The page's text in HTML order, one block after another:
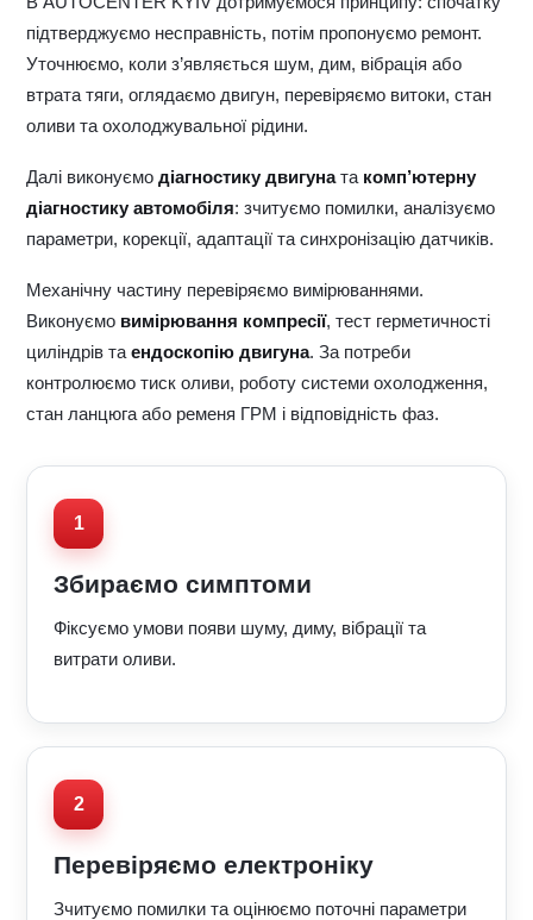
підтверджуємо несправність, потім пропонуємо ремонт.
Уточнюємо, коли з’являється шум, дим, вібрація або
втрата тяги, оглядаємо двигун, перевіряємо витоки, стан
оливи та охолоджувальної рідини.
Далі виконуємо діагностику двигуната комп’ютерну
діагностику автомобіля: зчитуємо помилки, аналізуємо
параметри, корекції, адаптації та синхронізацію датчиків.
Механічну частину перевіряємо вимірюваннями.
Виконуємо вимірювання компресії, тест герметичності
циліндрів та ендоскопію двигуна. За потреби
контролюємо тиск оливи, роботу системи охолодження,
стан ланцюга або ременя ГРМ і відповідність фаз.
Збираємо симптоми
Фіксуємо умови появи шуму, диму, вібрації та
витрати оливи.
Перевіряємо електроніку
Зчитуємо помилки та оцінюємо поточні параметри